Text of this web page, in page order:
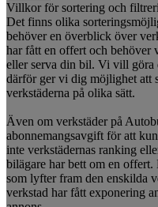
Villkor för sortering och
Det finns olika
behöver en överblick över
har fått en offert och behöver
eller serva din bil. Vi vill göra
därför ger vi dig möjlighet att
verkstäderna på olika sätt.
Även om verkstäder på
abonnemangsavgift för att
inte verkstädernas ranking
bilägare har bett om en
som lyfter fram den enskilda
verkstad har fått exponering